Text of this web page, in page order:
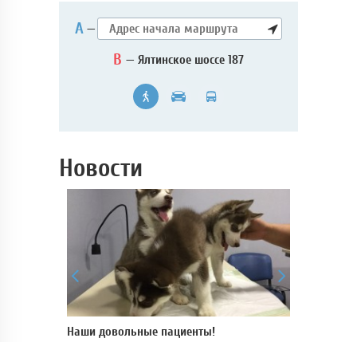
А —
B — Ялтинское шоссе 187
Новости
Наши довольные пациенты!